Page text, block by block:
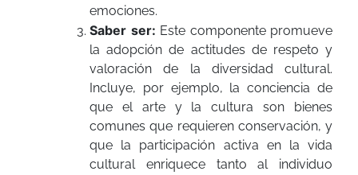
emociones.
Saber ser: Este componente promueve
la adopción de actitudes de respeto y
valoración de la diversidad cultural.
Incluye, por ejemplo, la conciencia de
que el arte y la cultura son bienes
comunes que requieren conservación, y
que la participación activa en la vida
cultural enriquece tanto al individuo